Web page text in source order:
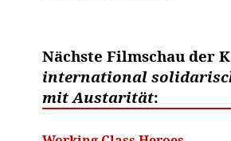
Nächste Filmschau der
international
mit Austarität: